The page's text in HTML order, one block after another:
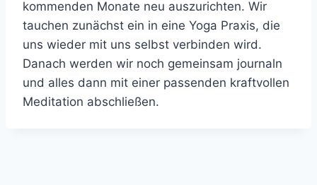
kommenden Monate neu auszurichten. Wir
tauchen zunächst ein in eine Yoga Praxis, die
uns wieder mit uns selbst verbinden wird.
Danach werden wir noch gemeinsam journaln
und alles dann mit einer passenden kraftvollen
Meditation abschließen.